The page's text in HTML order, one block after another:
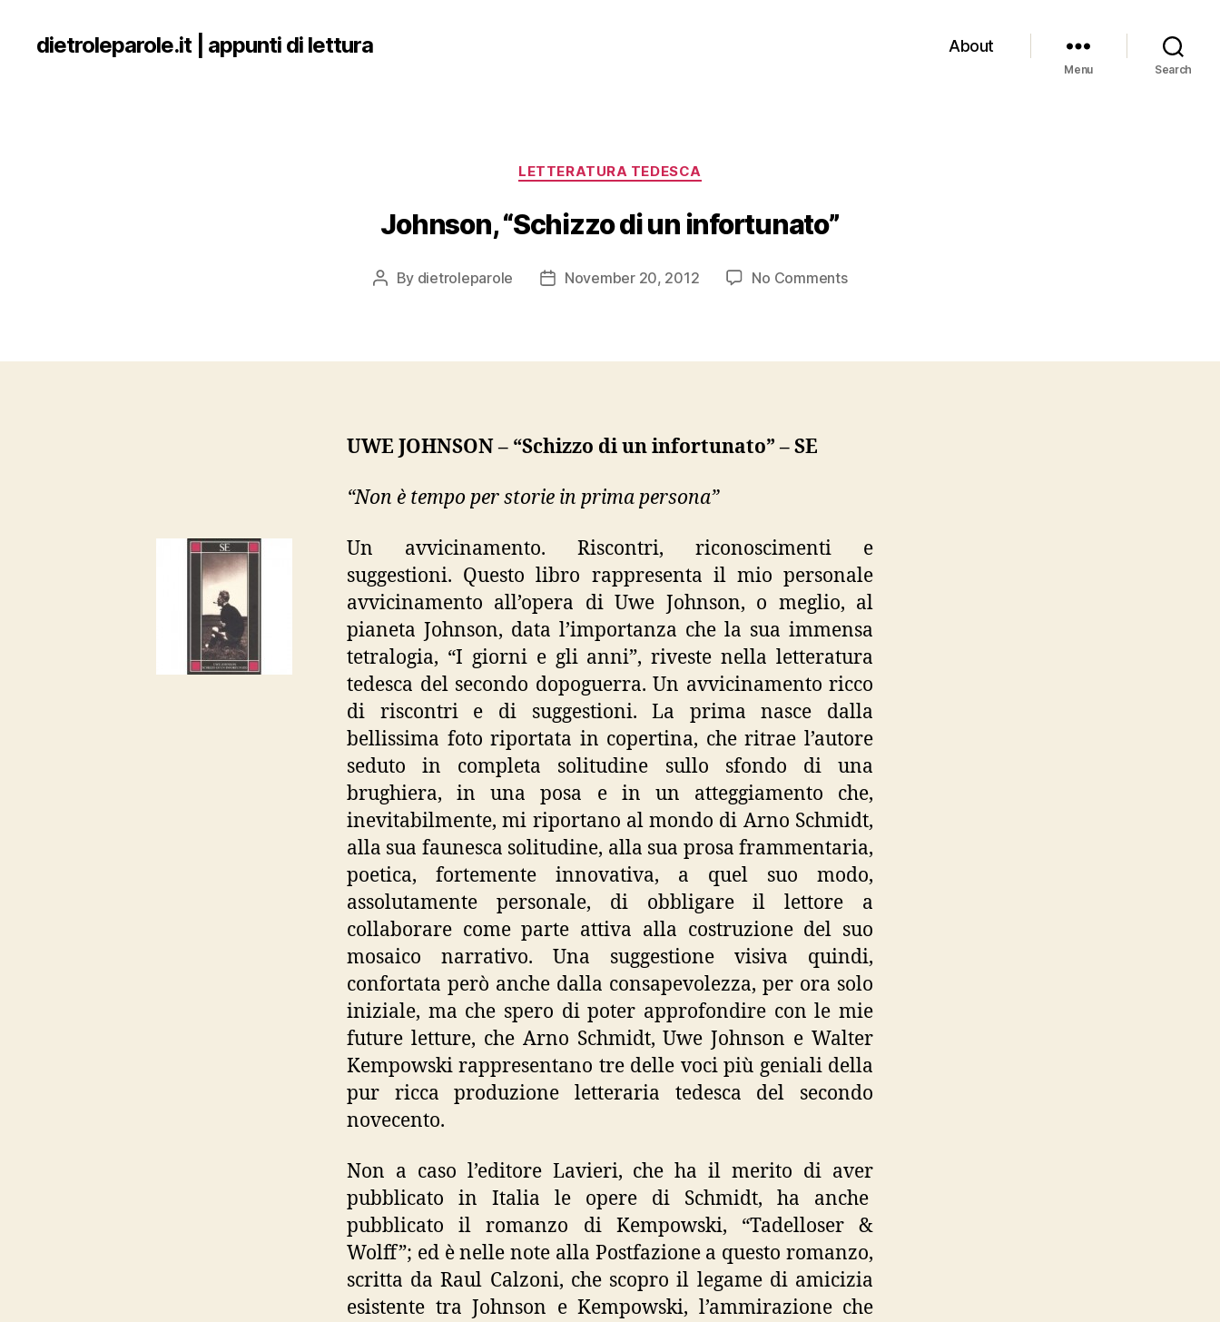
dietroleparole.it | appunti di lettura About
Menu Search
Categories
LETTERATURA TEDESCA
Johnson, “Schizzo di un infortunato”
Post
By dietroleparole
PostNovember 20, 2012 No Commentson
un
UWE JOHNSON – “Schizzo di un infortunato” – SE
“Non è tempo per storie in prima persona”
Un avvicinamento. Riscontri, riconoscimenti e
suggestioni. Questo libro rappresenta il mio personale
avvicinamento all’opera di Uwe Johnson, o meglio, al
pianeta Johnson, data l’importanza che la sua immensa
tetralogia, “I giorni e gli anni”, riveste nella letteratura
tedesca del secondo dopoguerra. Un avvicinamento ricco
di riscontri e di suggestioni. La prima nasce dalla
bellissima foto riportata in copertina, che ritrae l’autore
seduto in completa solitudine sullo sfondo di una
brughiera, in una posa e in un atteggiamento che,
inevitabilmente, mi riportano al mondo di Arno Schmidt,
alla sua faunesca solitudine, alla sua prosa frammentaria,
poetica, fortemente innovativa, a quel suo modo,
assolutamente personale, di obbligare il lettore a
collaborare come parte attiva alla costruzione del suo
mosaico narrativo. Una suggestione visiva quindi,
confortata però anche dalla consapevolezza, per ora solo
iniziale, ma che spero di poter approfondire con le mie
future letture, che Arno Schmidt, Uwe Johnson e Walter
Kempowski rappresentano tre delle voci più geniali della
pur ricca produzione letteraria tedesca del secondo
novecento.
Non a caso l’editore Lavieri, che ha il merito di aver
pubblicato in Italia le opere di Schmidt, ha anche
pubblicato il romanzo di Kempowski, “Tadelloser &
Wolff”; ed è nelle note alla Postfazione a questo romanzo,
scritta da Raul Calzoni, che scopro il legame di amicizia
esistente tra Johnson e Kempowski, l’ammirazione che